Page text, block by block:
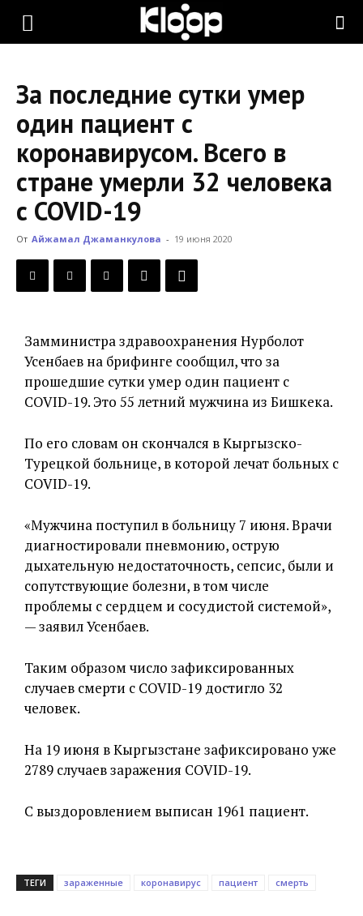
KLOOP.KG
Новости
Кыргызстана
За последние сутки умер
один пациент с
коронавирусом. Всего в
стране умерли 32 человека
с COVID-19
От Айжамал Джаманкулова - 19 июня 2020
Замминистра здравоохранения Нурболот
Усенбаев на брифинге сообщил, что за
прошедшие сутки умер один пациент с
COVID-19. Это 55 летний мужчина из Бишкека.
По его словам он скончался в Кыргызско-
Турецкой больнице, в которой лечат больных с
COVID-19.
«Мужчина поступил в больницу 7 июня. Врачи
диагностировали пневмонию, острую
дыхательную недостаточность, сепсис, были и
сопутствующие болезни, в том числе
проблемы с сердцем и сосудистой системой»,
— заявил Усенбаев.
Таким образом число зафиксированных
случаев смерти с COVID-19 достигло 32
человек.
На 19 июня в Кыргызстане зафиксировано уже
2789 случаев заражения COVID-19.
С выздоровлением выписан 1961 пациент.
ТЕГИ зараженные коронавирус пациент смерть